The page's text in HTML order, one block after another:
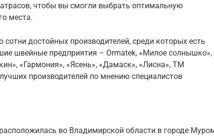
чтобы вы смогли выбрать оптимальную
места.
сотни достойных производителей, среди которых есть
швейные предприятия – Ormatek, «Милое солнышко»,
«Гармония», «Ясень», «Дамаск», «Лисна», ТМ
производителей по мнению специалистов
во Владимирской области в городе